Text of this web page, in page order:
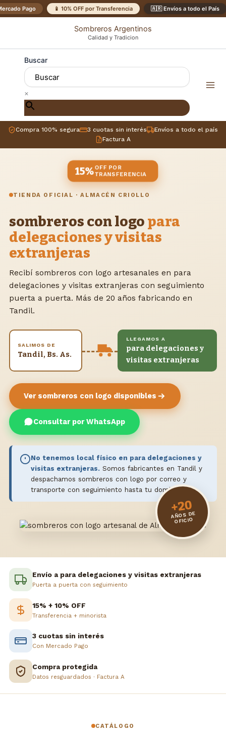
Pago 📱 10% OFF por Transferencia 🇦🇷 Envíos a todo el País
Ir
al
Sombreros Argentinos
Calidad y Tradicion
Buscar
×
Compra 100% segura 3 cuotas sin interés
Envíos a todo el país
Factura A
15%OFF POR
TRANSFERENCIA
TIENDA OFICIAL · ALMACÉN CRIOLLO
sombreros con logo para
delegaciones y visitas
extranjeras
Recibí sombreros con logo artesanales en para
delegaciones y visitas extranjeras con seguimiento
puerta a puerta. Más de 20 años fabricando en
Tandil.
SALIMOS DE
Tandil, Bs. As.
LLEGAMOS A
para delegaciones y
visitas extranjeras
Ver sombreros con logo disponibles
Consultar por WhatsApp
No tenemos local físico en para delegaciones y
visitas extranjeras. Somos fabricantes en Tandil y
despachamos sombreros con logo por correo y
transporte con seguimiento hasta tu domicilio.
+20
AÑOS DE
OFICIO
Envío a para delegaciones y visitas extranjeras
Puerta a puerta con seguimiento
15% + 10% OFF
Transferencia + minorista
3 cuotas sin interés
Con Mercado Pago
Compra protegida
Datos resguardados · Factura A
CATÁLOGO